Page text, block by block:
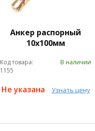
Анкер распорный
10х100мм
Код товара:
1155
В наличии
Не указана Узнать цену